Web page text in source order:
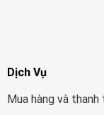
Dịch Vụ
Mua hàng và thanh